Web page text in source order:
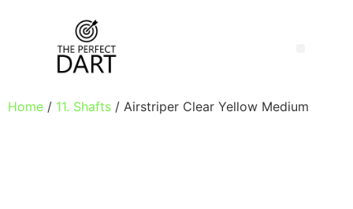
Home / 11. Shafts / Airstriper Clear Yellow Medium